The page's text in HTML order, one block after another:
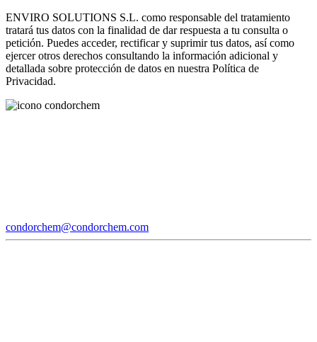
ENVIRO SOLUTIONS S.L. como responsable del tratamiento
tratará tus datos con la finalidad de dar respuesta a tu consulta o
petición. Puedes acceder, rectificar y suprimir tus datos, así como
ejercer otros derechos consultando la información adicional y
detallada sobre protección de datos en nuestra Política de
Privacidad.
condorchem@condorchem.com